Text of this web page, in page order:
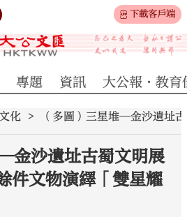
下載客戶端
專題 資訊 大公報·教育
化 （多圖）三星堆—金沙遺址
金沙遺址古蜀文明展
文物演繹「雙星耀